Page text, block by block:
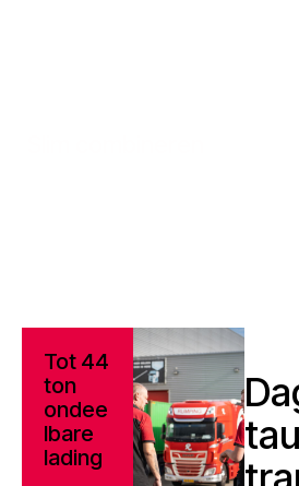
Tot 44
ton
ondee
lbare
lading